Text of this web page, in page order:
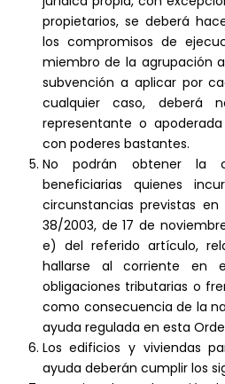
propietarios, se deberá
los compromisos de
miembro de la agrupación
subvención a aplicar por
cualquier caso, deberá
representante o
con poderes bastantes.
No podrán obtener la
beneficiarias quienes
circunstancias previstas
38/2003, de 17 de
e) del referido artículo,
hallarse al corriente en
obligaciones tributarias o
como consecuencia de la
ayuda regulada en esta
Los edificios y viviendas
ayuda deberán cumplir los